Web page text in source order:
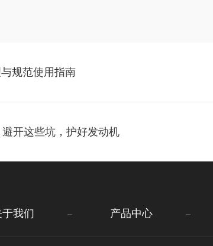
规范使用指南
开这些坑，护好发动机
于我们 产品中心